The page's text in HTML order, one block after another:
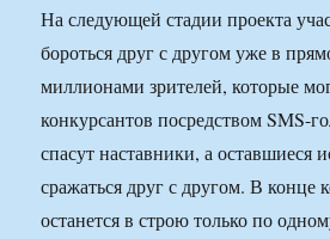
На следующей стадии проекта
бороться друг с другом уже в
миллионами зрителей, которые
конкурсантов посредством SMS-
спасут наставники, а оставшиеся
сражаться друг с другом. В конце
останется в строю только по